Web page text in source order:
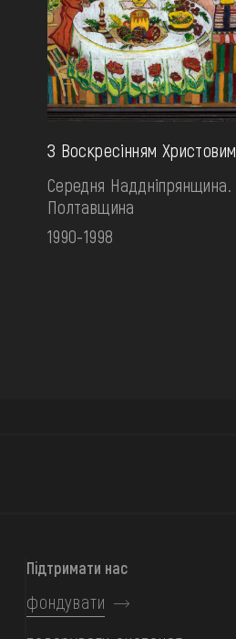
З Воскресінням Христовим
Середня Наддніпрянщина.
Полтавщина
1990-1998
Підтримати нас
фондувати